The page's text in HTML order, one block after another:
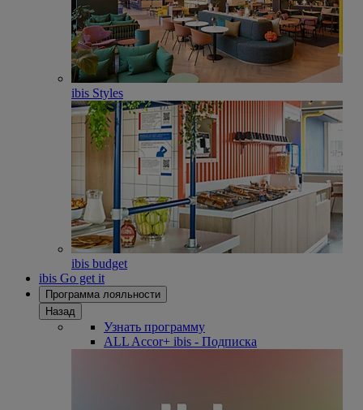
ibis Styles
ibis budget
ibis Go get it
Программа лояльности
Назад
Узнать программу
ALL Accor+ ibis - Подписка